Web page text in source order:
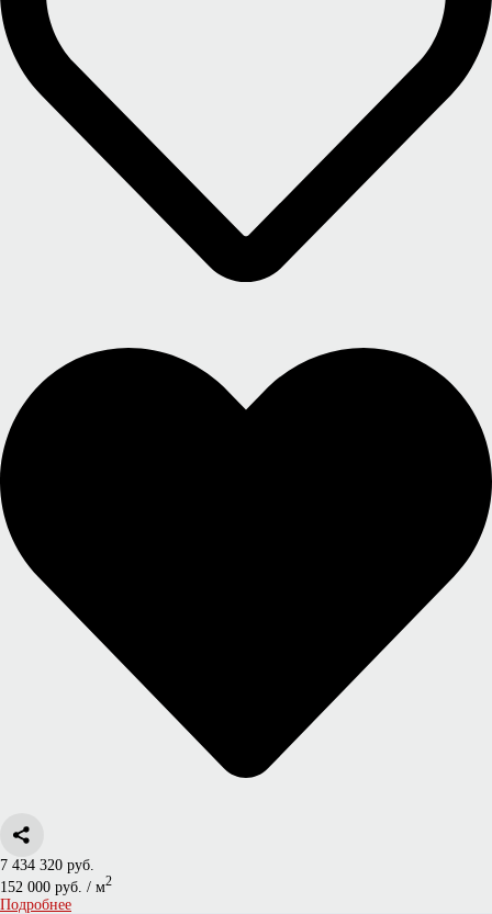
7 434 320 руб.
152 000 руб. / м2
Подробнее